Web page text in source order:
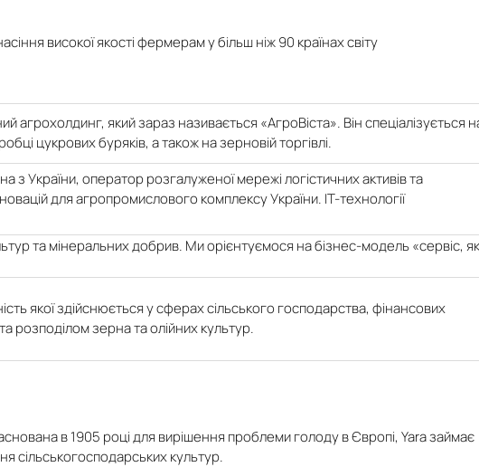
високої якості фермерам у більш ніж 90 країнах світу
агрохолдинг, який зараз називається «АгроВіста». Він спеціалізується
цукрових буряків, а також на зерновій торгівлі.
з України, оператор розгалуженої мережі логістичних активів та
для агропромислового комплексу України. IT-технології
та мінеральних добрив. Ми орієнтуємося на бізнес-модель «сервіс, як
якої здійснюється у сферах сільського господарства, фінансових
розподілом зерна та олійних культур.
в 1905 році для вирішення проблеми голоду в Європі, Yara займає
сільськогосподарських культур.